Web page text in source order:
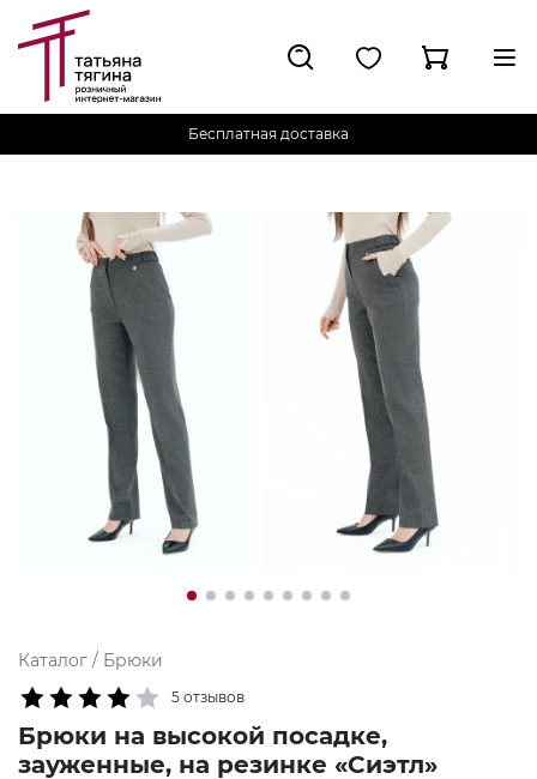
Бесплатная доставка
Каталог / Брюки
5 отзывов
Брюки на высокой посадке,
зауженные, на резинке «Сиэтл»